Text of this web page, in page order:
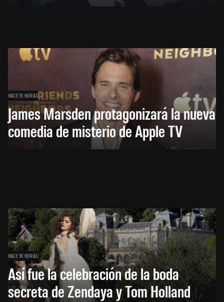
HACE 15 HORAS
James Marsden protagonizará la nueva
comedia de misterio de Apple TV
HACE 16 HORAS
Así fue la celebración de la boda
secreta de Zendaya y Tom Holland